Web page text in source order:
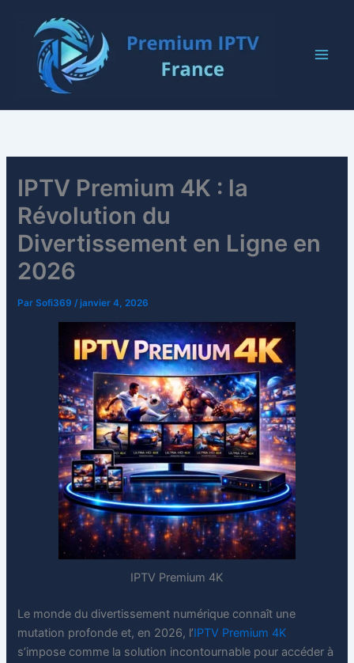
contenu
IPTV Premium 4K : la
Révolution du
Divertissement en Ligne en
2026
ParSofi369/ janvier 4, 2026
IPTV Premium 4K
Le monde du divertissement numérique connaît une
mutation profonde et, en 2026, l’IPTV Premium 4K
s’impose comme la solution incontournable pour accéder à